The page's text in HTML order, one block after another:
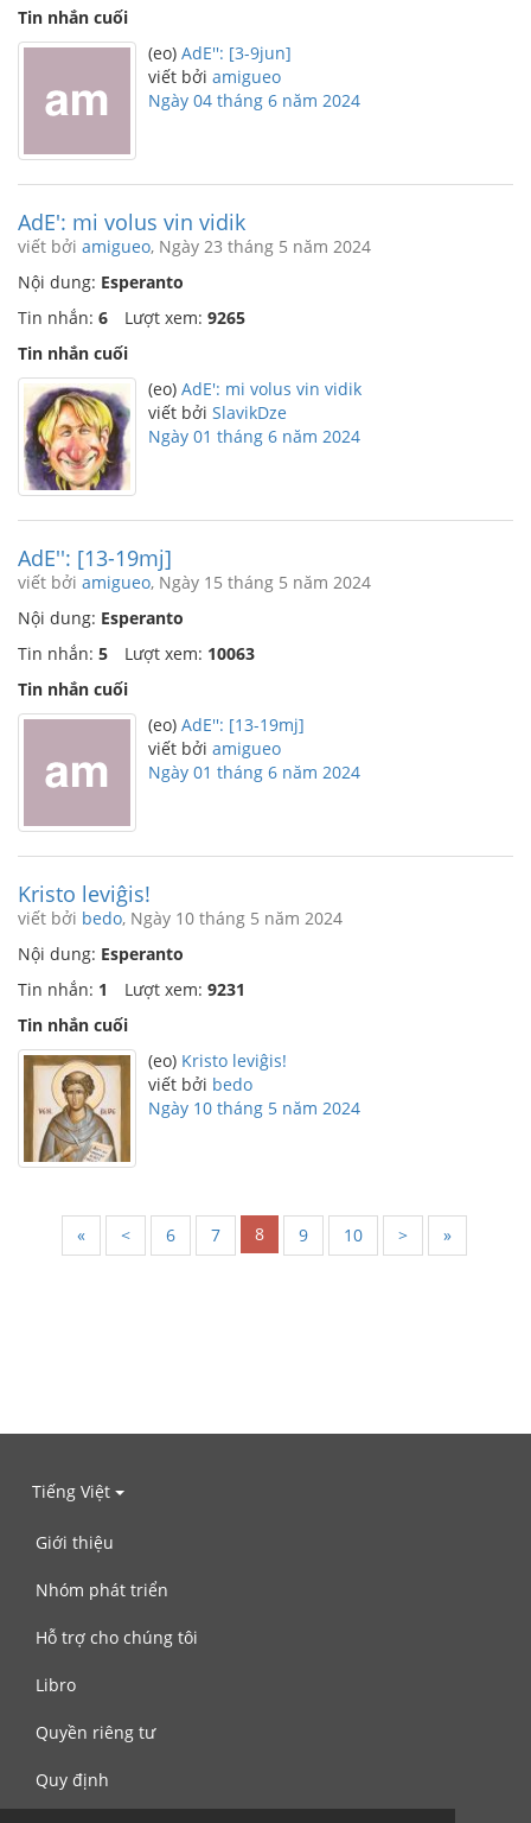
Tin nhắn cuối
(eo) AdE'': [3-9jun]
viết bởi amigueo
Ngày 04 tháng 6 năm 2024
AdE': mi volus vin vidik
viết bởi amigueo, Ngày 23 tháng 5 năm 2024
Nội dung: Esperanto
Tin nhắn: 6 Lượt xem: 9265
Tin nhắn cuối
(eo) AdE': mi volus vin vidik
viết bởi SlavikDze
Ngày 01 tháng 6 năm 2024
AdE'': [13-19mj]
viết bởi amigueo, Ngày 15 tháng 5 năm 2024
Nội dung: Esperanto
Tin nhắn: 5 Lượt xem: 10063
Tin nhắn cuối
(eo) AdE'': [13-19mj]
viết bởi amigueo
Ngày 01 tháng 6 năm 2024
Kristo leviĝis!
viết bởi bedo, Ngày 10 tháng 5 năm 2024
Nội dung: Esperanto
Tin nhắn: 1 Lượt xem: 9231
Tin nhắn cuối
(eo) Kristo leviĝis!
viết bởi bedo
Ngày 10 tháng 5 năm 2024
« < 6 7 8 9 10 > »
Tiếng Việt
Giới thiệu
Nhóm phát triển
Hỗ trợ cho chúng tôi
Libro
Quyền riêng tư
Quy định